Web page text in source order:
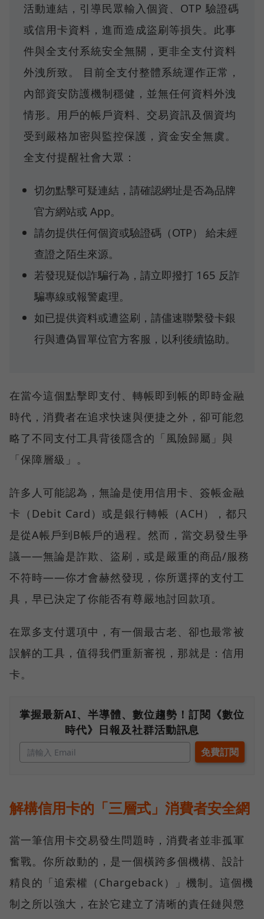
活動連結，引導民眾輸入個資、OTP 驗證碼
或信用卡資料，進而造成盜刷等損失。此事
件與全支付系統安全無關，更非全支付資料
外洩所致。 目前全支付整體系統運作正常，
內部資安防護機制穩健，並無任何資料外洩
情形。用戶的帳戶資料、交易資訊及個資均
受到嚴格加密與監控保護，資金安全無虞。
全支付提醒社會大眾：
切勿點擊可疑連結，請確認網址是否為品牌
官方網站或 App。
請勿提供任何個資或驗證碼（OTP） 給未經
查證之陌生來源。
若發現疑似詐騙行為，請立即撥打 165 反詐
騙專線或報警處理。
如已提供資料或遭盜刷，請儘速聯繫發卡銀
行與遭偽冒單位官方客服，以利後續協助。
在當今這個點擊即支付、轉帳即到帳的即時金融
時代，消費者在追求快速與便捷之外，卻可能忽
略了不同支付工具背後隱含的「風險歸屬」與
「保障層級」。
許多人可能認為，無論是使用信用卡、簽帳金融
卡（Debit Card）或是銀行轉帳（ACH），都只
是從A帳戶到B帳戶的過程。然而，當交易發生爭
議——無論是詐欺、盜刷，或是嚴重的商品/服務
不符時——你才會赫然發現，你所選擇的支付工
具，早已決定了你能否有尊嚴地討回款項。
在眾多支付選項中，有一個最古老、卻也最常被
誤解的工具，值得我們重新審視，那就是：信用
卡。
掌握最新AI、半導體、數位趨勢！訂閱《數位
時代》日報及社群活動訊息
解構信用卡的「三層式」消費者安全網
當一筆信用卡交易發生問題時，消費者並非孤軍
奮戰。你所啟動的，是一個橫跨多個機構、設計
精良的「追索權（Chargeback）」機制。這個機
制之所以強大，在於它建立了清晰的責任鏈與懲